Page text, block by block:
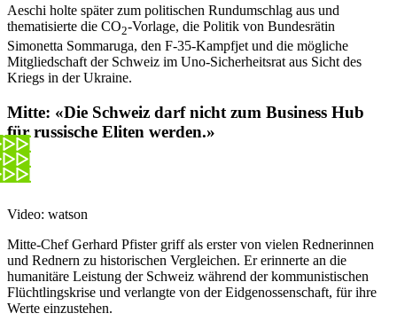
Aeschi holte später zum politischen Rundumschlag aus und
thematisierte die CO2-Vorlage, die Politik von Bundesrätin
Simonetta Sommaruga, den F-35-Kampfjet und die mögliche
Mitgliedschaft der Schweiz im Uno-Sicherheitsrat aus Sicht des
Kriegs in der Ukraine.
Mitte: «Die Schweiz darf nicht zum Business Hub
für russische Eliten werden.»
Video: watson
Mitte-Chef Gerhard Pfister griff als erster von vielen Rednerinnen
und Rednern zu historischen Vergleichen. Er erinnerte an die
humanitäre Leistung der Schweiz während der kommunistischen
Flüchtlingskrise und verlangte von der Eidgenossenschaft, für ihre
Werte einzustehen.